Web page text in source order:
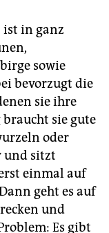
ist in ganz
sowie
bevorzugt die
sie ihre
sie gute
oder
und sitzt
einmal auf
geht es auf
und
Es gibt